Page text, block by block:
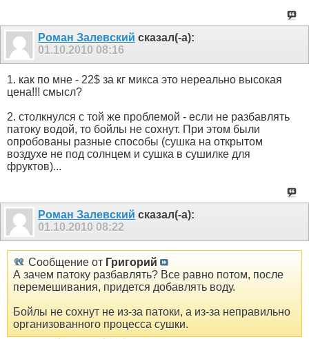
Роман Залевский сказал(-а):
01.10.2010 08:16
1. как по мне - 22$ за кг микса это нереально высокая
цена!!! смысл?
2. столкнулся с той же проблемой - если не разбавлять
патоку водой, то бойлы не сохнут. При этом были
опробованы разные способы (сушка на открытом
воздухе не под солнцем и сушка в сушилке для
фруктов)...
Роман Залевский сказал(-а):
01.10.2010 08:22
Сообщение от Григорий
А зачем патоку разбавлять? Все равно потом, после
перемешивания, придется добавлять воду.
Бойлы не сохнут не из-за патоки, а из-за неправильно
организованного процесса сушки.